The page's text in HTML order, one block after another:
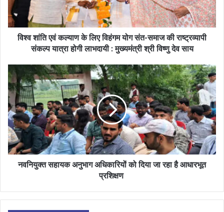
विश्व शांति एवं कल्याण के लिए विहंगम योग संत-समाज की राष्ट्रव्यापी
संकल्प यात्रा होगी लाभदायी : मुख्यमंत्री श्री विष्णु देव साय
नवनियुक्त सहायक अनुभाग अधिकारियों को दिया जा रहा है आधारभूत
प्रशिक्षण